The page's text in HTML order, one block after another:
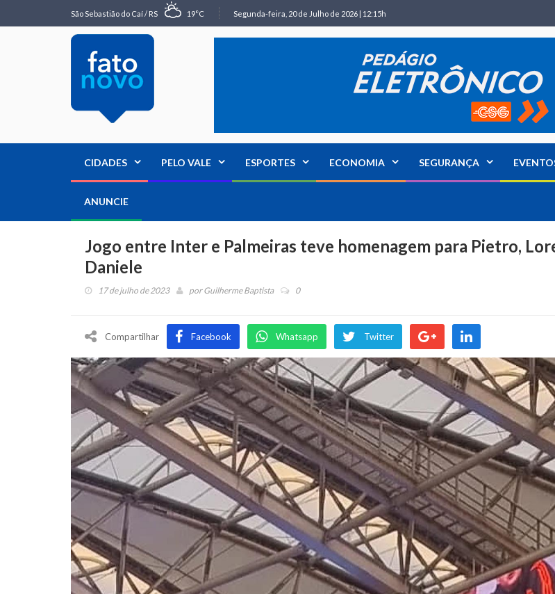
São Sebastião do Caí / RS 19°C Segunda-feira, 20 de Julho de 2026 | 12:15h
CIDADES PELO VALE ESPORTES ECONOMIA SEGURANÇA
ANUNCIE
Jogo entre Inter e Palmeiras teve homenagem para Pietro,
Daniele
17 de julho de 2023 porGuilherme Baptista 0
Compartilhar Facebook Whatsapp Twitter